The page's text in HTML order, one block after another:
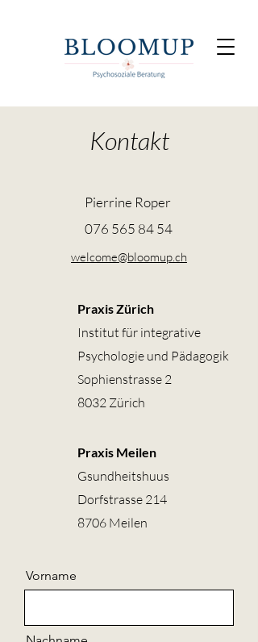
Kontakt
Pierrine Roper
076 565 84 54
welcome@bloomup.ch
Praxis Zürich
Institut für integrative
Psychologie und Pädagogik
Sophienstrasse 2
8032 Zürich
Praxis Meilen
Gsundheitshuus
Dorfstrasse 214
8706 Meilen
Vorname